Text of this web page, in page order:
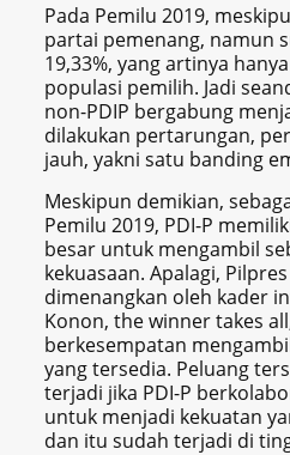
Pada Pemilu 2019,
partai pemenang, namun
19,33%, yang artinya
populasi pemilih. Jadi
non-PDIP bergabung
dilakukan pertarungan,
jauh, yakni satu banding
Meskipun demikian,
Pemilu 2019, PDI-P
besar untuk mengambil
kekuasaan. Apalagi,
dimenangkan oleh kader
Konon, the winner takes
berkesempatan
yang tersedia. Peluang
terjadi jika PDI-P
untuk menjadi kekuatan
dan itu sudah terjadi di